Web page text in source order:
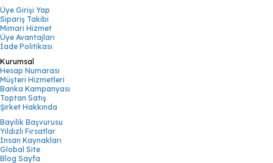
Üye Girişi Yap
Sipariş Takibi
Mimari Hizmet
Üye Avantajları
İade Politikası
Kurumsal
Hesap Numarası
Müşteri Hizmetleri
Banka Kampanyası
Toptan Satış
Şirket Hakkında
Bayilik Başvurusu
Yıldızlı Fırsatlar
İnsan Kaynakları
Global Site
Blog Sayfa